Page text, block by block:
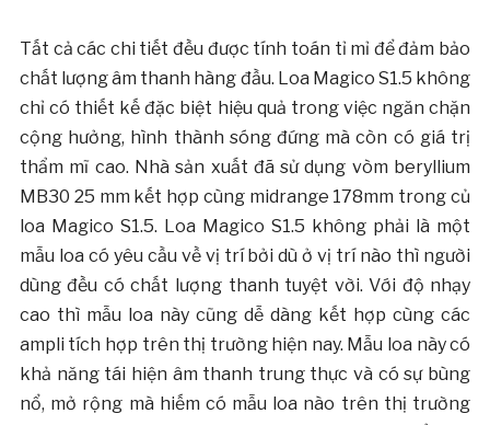
Tất cả các chi tiết đều được tính toán tỉ mỉ để đảm bảo
chất lượng âm thanh hàng đầu. Loa Magico S1.5 không
chỉ có thiết kế đặc biệt hiệu quả trong việc ngăn chặn
cộng hưởng, hình thành sóng đứng mà còn có giá trị
thẩm mĩ cao. Nhà sản xuất đã sử dụng vòm beryllium
MB30 25 mm kết hợp cùng midrange 178mm trong củ
loa Magico S1.5. Loa Magico S1.5 không phải là một
mẫu loa có yêu cầu về vị trí bởi dù ở vị trí nào thì người
dùng đều có chất lượng thanh tuyệt vời. Với độ nhạy
cao thì mẫu loa này cũng dễ dàng kết hợp cùng các
ampli tích hợp trên thị trường hiện nay. Mẫu loa này có
khả năng tái hiện âm thanh trung thực và có sự bùng
nổ, mở rộng mà hiếm có mẫu loa nào trên thị trường